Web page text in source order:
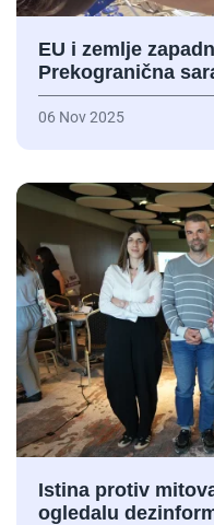
EU i zemlje
Prekogranična
06 Nov 2025
Istina protiv
ogledalu